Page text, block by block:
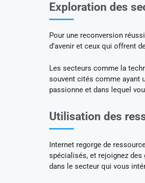
Exploration des
Pour une reconversion
d’avenir et ceux qui offrent
Les secteurs comme la
souvent cités comme ayant
passionne et dans lequel
Utilisation des
Internet regorge de
spécialisés, et rejoignez
dans le secteur qui vous